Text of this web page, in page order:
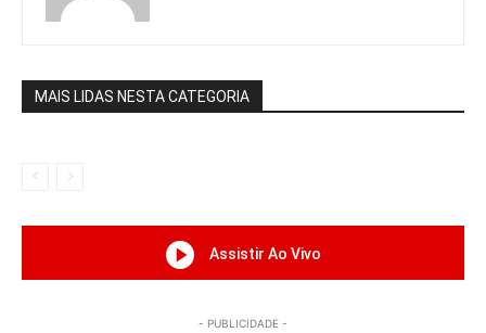
MAIS LIDAS NESTA CATEGORIA
Assistir Ao Vivo
- PUBLICIDADE -